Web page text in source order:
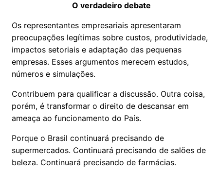
O verdadeiro debate
Os representantes empresariais apresentaram
preocupações legítimas sobre custos, produtividade,
impactos setoriais e adaptação das pequenas
empresas. Esses argumentos merecem estudos,
números e simulações.
Contribuem para qualificar a discussão. Outra coisa,
porém, é transformar o direito de descansar em
ameaça ao funcionamento do País.
Porque o Brasil continuará precisando de
supermercados. Continuará precisando de salões de
beleza. Continuará precisando de farmácias.